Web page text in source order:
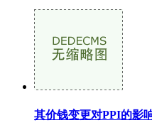
其价钱变更对PPI的影